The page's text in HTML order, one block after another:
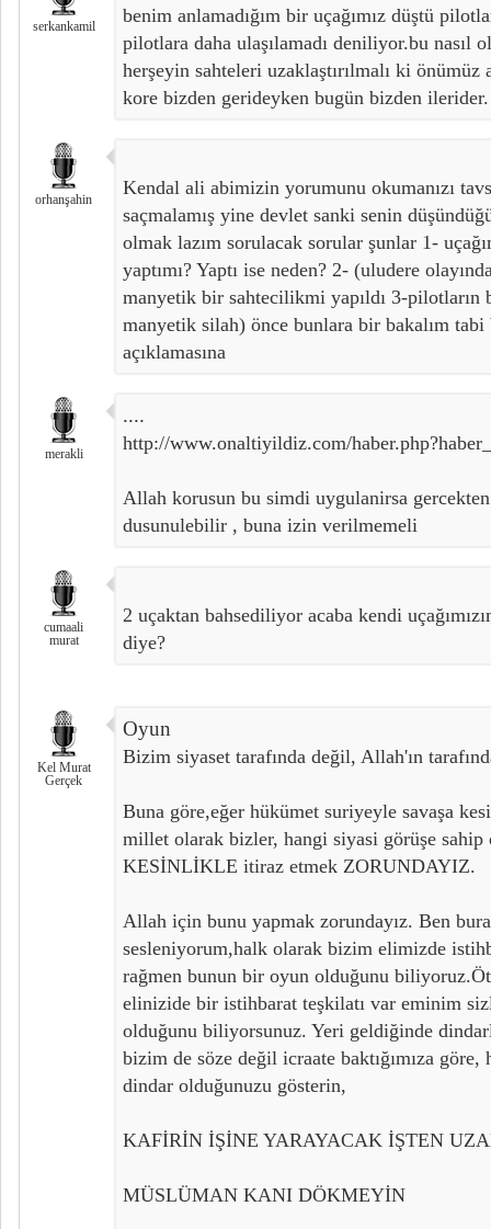
serkankamil
benim anlamadığım bir uçağımız düştü
pilotlara daha ulaşılamadı deniliyor.bu nasıl
herşeyin sahteleri uzaklaştırılmalı ki önümüz
kore bizden gerideyken bugün bizden ilerider.
orhanşahin
Kendal ali abimizin yorumunu okumanızı
saçmalamış yine devlet sanki senin
olmak lazım sorulacak sorular şunlar 1-
yaptımı? Yaptı ise neden? 2- (uludere
manyetik bir sahtecilikmi yapıldı 3-
manyetik silah) önce bunlara bir bakalım tabi
açıklamasına
merakli
....
http://www.onaltiyildiz.com/
Allah korusun bu simdi uygulanirsa
dusunulebilir , buna izin verilmemeli
cumaali
murat
2 uçaktan bahsediliyor acaba kendi
diye?
Kel Murat
Gerçek
Oyun
Bizim siyaset tarafında değil, Allah'ın
Buna göre,eğer hükümet suriyeyle savaşa
millet olarak bizler, hangi siyasi görüşe sahip
KESİNLİKLE itiraz etmek ZORUNDAYIZ.
Allah için bunu yapmak zorundayız. Ben
sesleniyorum,halk olarak bizim elimizde
rağmen bunun bir oyun olduğunu
elinizide bir istihbarat teşkilatı var eminim
olduğunu biliyorsunuz. Yeri geldiğinde
bizim de söze değil icraate baktığımıza
dindar olduğunuzu gösterin,
KAFİRİN İŞİNE YARAYACAK İŞTEN
MÜSLÜMAN KANI DÖKMEYİN